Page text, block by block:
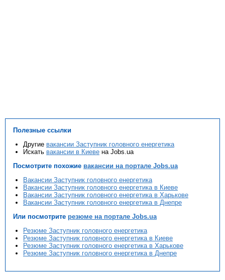
Полезные ссылки
Другие вакансии Заступник головного енергетика
Искать вакансии в Киеве на Jobs.ua
Посмотрите похожие вакансии на портале Jobs.ua
Вакансии Заступник головного енергетика
Вакансии Заступник головного енергетика в Киеве
Вакансии Заступник головного енергетика в Харькове
Вакансии Заступник головного енергетика в Днепре
Или посмотрите резюме на портале Jobs.ua
Резюме Заступник головного енергетика
Резюме Заступник головного енергетика в Киеве
Резюме Заступник головного енергетика в Харькове
Резюме Заступник головного енергетика в Днепре